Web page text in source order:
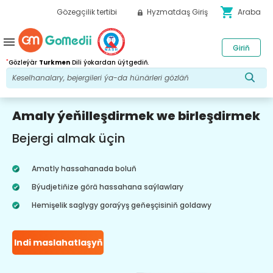
Gözegçilik tertibi Hyzmatdaş Giriş shopping_cart Araba
*Gözleýär Turkmen Dili ýokardan üýtgediň.
Giriň
menu
Amaly ýeňilleşdirmek we birleşdirmek
Bejergi almak üçin
Amatly hassahanada boluň
Býudjetiňize görä hassahana saýlawlary
Hemişelik saglygy goraýyş geňeşçisiniň goldawy
Indi maslahatlaşyň